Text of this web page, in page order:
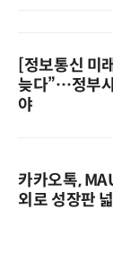
[정보통신 미
늦다”…정부
야
카카오톡,
외로 성장판